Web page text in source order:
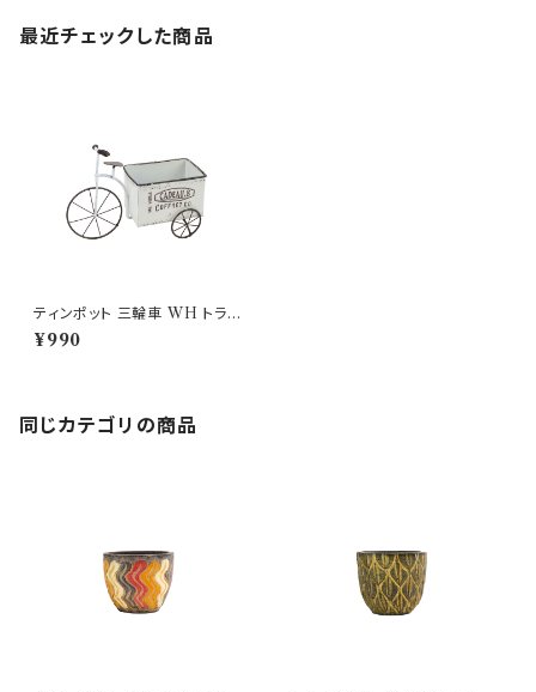
最近チェックした商品
ティンポット 三輪車 WH トライ
シクル ミニプランター 鉢
¥990
同じカテゴリの商品